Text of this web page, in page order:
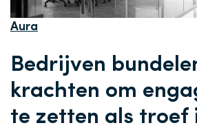
Aura
Bedrijven
krachten om
te zetten als troef